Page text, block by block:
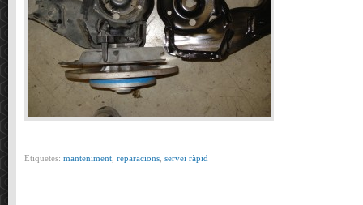
Etiquetes: manteniment reparacions servei ràpid